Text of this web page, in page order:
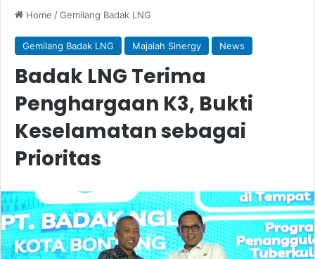
Home /Gemilang Badak LNG
Gemilang Badak LNG Majalah Sinergy News
Badak LNG Terima
Penghargaan K3, Bukti
Keselamatan sebagai
Prioritas